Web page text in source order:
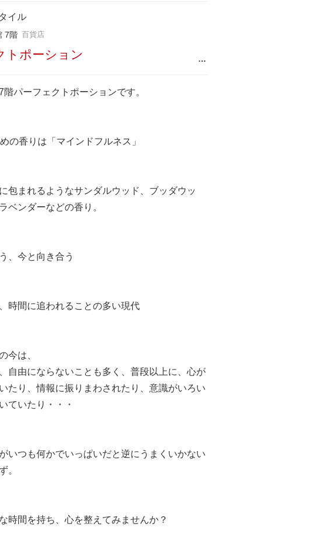
イル
7階 百貨店
トポーション …
階パーフェクトポーションです。
の香りは「マインドフルネス」
包まれるようなサンダルウッド、ブッダウッ
ベンダーなどの香り。
、今と向き合う
時間に追われることの多い現代
今は、
自由にならないことも多く、普段以上に、心が
たり、情報に振りまわされたり、意識がいろい
ていたり・・・
いつも何かでいっぱいだと逆にうまくいかない
。
時間を持ち、心を整えてみませんか？